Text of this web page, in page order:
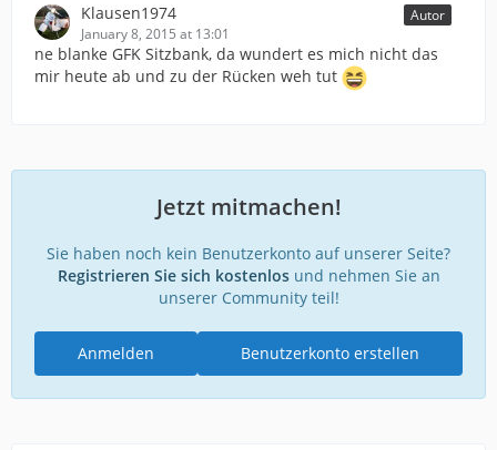
Klausen1974
January 8, 2015 at 13:01
Autor
ne blanke GFK Sitzbank, da wundert es mich nicht das
mir heute ab und zu der Rücken weh tut
Jetzt mitmachen!
Sie haben noch kein Benutzerkonto auf unserer Seite?
Registrieren Sie sich kostenlosund nehmen Sie an
unserer Community teil!
Benutzerkonto erstellen
Anmelden